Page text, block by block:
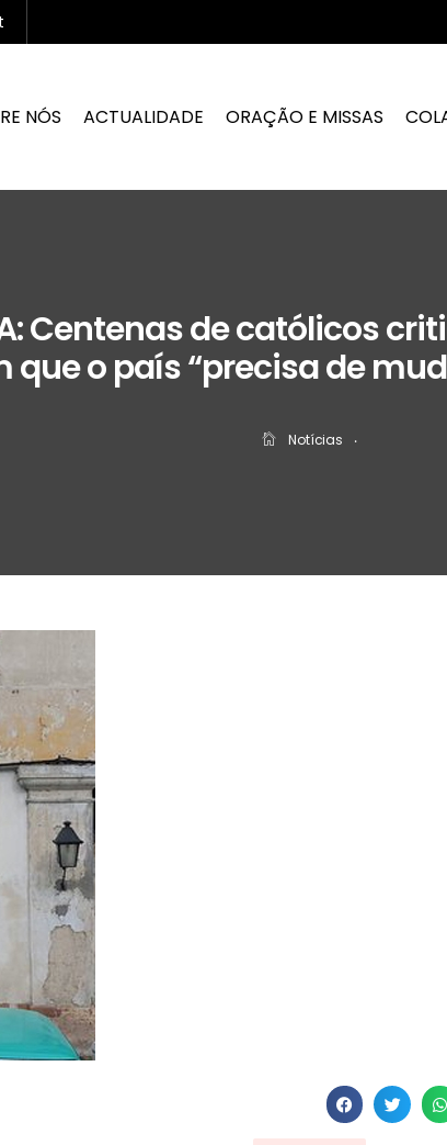
NÓS ACTUALIDADE ORAÇÃO E MISSAS
Centenas de católicos
que o país “precisa de
Notícias ‧